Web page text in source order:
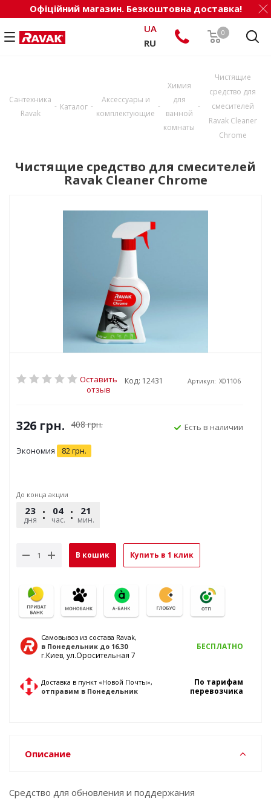
Офіційний магазин. Безкоштовна доставка!
0
UA
RU
Сантехника
Ravak
- Каталог -
Аксессуары и
комплектующие
-
Химия
для
ванной
комнаты
-
Чистящие
средство для
смесителей
Ravak Cleaner
Chrome
Чистящие средство для смесителей
Ravak Cleaner Chrome
Оставить
отзыв
Код: 12431 Артикул: X01106
326 грн. 408грн.
Экономия 82грн.
Есть в наличии
До конца акции
23
дня
04
час.
21
мин.
В кошик Купить в 1 клик
Самовывоз из состава Ravak,
в Понедельник до 16.30
г.Киев, ул.Оросительная 7
БЕСПЛАТНО
Доставка в пункт «Новой Почты»,
отправим в Понедельник
По тарифам
перевозчика
Описание
Средство для обновления и поддержания